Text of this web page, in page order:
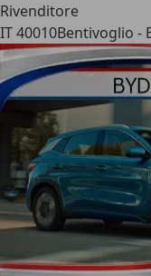
Rivenditore
IT 40010Bentivoglio -